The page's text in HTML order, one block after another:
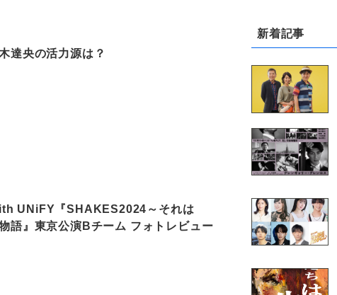
達央の活力源は？
UNiFY『SHAKES2024～それは
語』東京公演Bチーム フォトレビュー
新着記事